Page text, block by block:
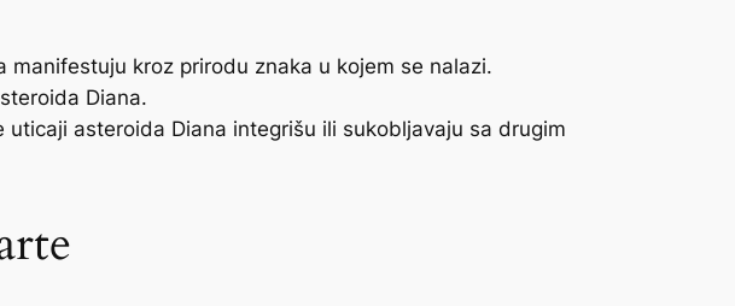
kroz prirodu znaka u kojem se nalazi.
Diana.
asteroida Diana integrišu ili sukobljavaju sa drugim